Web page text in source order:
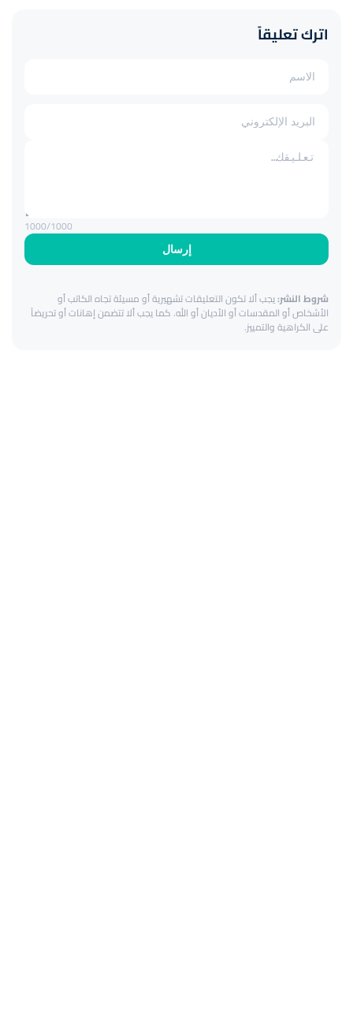
اترك تعليقاً
إرسال
1000/1000
شروط النشر:يجب ألا تكون التعليقات تشهيرية أو مسيئة تجاه الكاتب أو
الأشخاص أو المقدسات أو الأديان أو الله. كما يجب ألا تتضمن إهانات أو تحريضاً
على الكراهية والتمييز.